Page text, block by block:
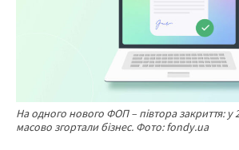
На одного нового ФОП – півтора закриття: у
масово згортали бізнес. Фото: fondy.ua